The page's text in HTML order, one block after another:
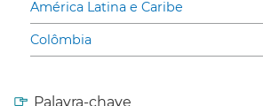
América Latina e Caribe
Colômbia
Palavra-chave